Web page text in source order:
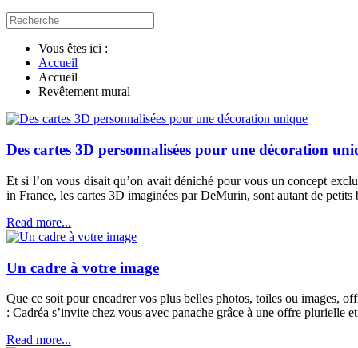
Vous êtes ici :
Accueil
Accueil
Revêtement mural
Des cartes 3D personnalisées pour une décoration
Et si l’on vous disait qu’on avait déniché pour vous un concept
in France, les cartes 3D imaginées par DeMurin, sont autant de
Read more...
Un cadre à votre image
Que ce soit pour encadrer vos plus belles photos, toiles ou images,
: Cadréa s’invite chez vous avec panache grâce à une offre
Read more...